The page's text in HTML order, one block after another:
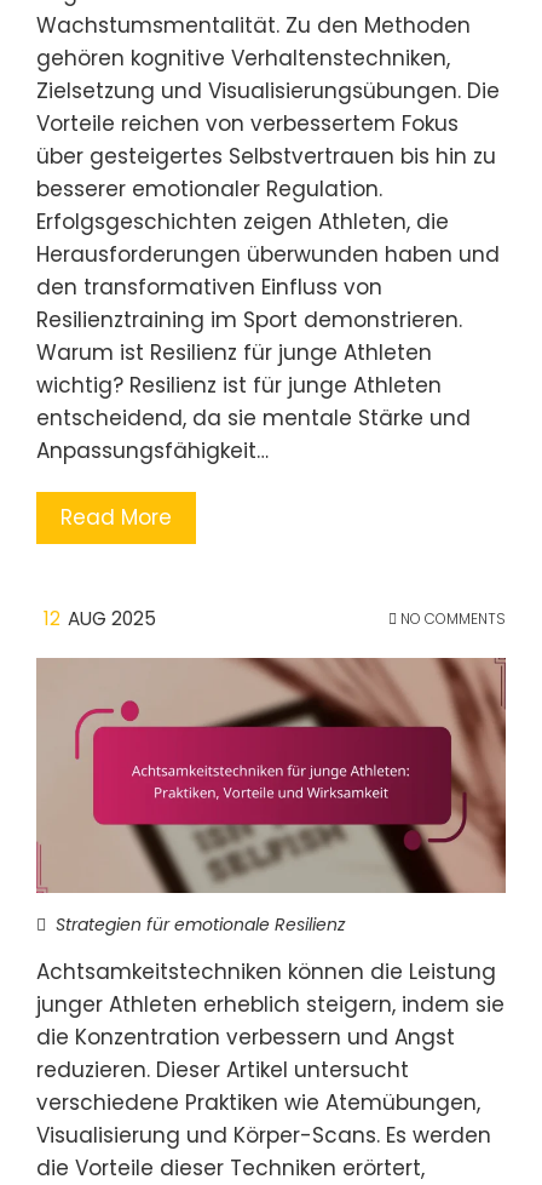
Wachstumsmentalität. Zu den Methoden
gehören kognitive Verhaltenstechniken,
Zielsetzung und Visualisierungsübungen. Die
Vorteile reichen von verbessertem Fokus
über gesteigertes Selbstvertrauen bis hin zu
besserer emotionaler Regulation.
Erfolgsgeschichten zeigen Athleten, die
Herausforderungen überwunden haben und
den transformativen Einfluss von
Resilienztraining im Sport demonstrieren.
Warum ist Resilienz für junge Athleten
wichtig? Resilienz ist für junge Athleten
entscheidend, da sie mentale Stärke und
Anpassungsfähigkeit…
Read More
12 AUG 2025 NO COMMENTS
Strategien für emotionale Resilienz
Achtsamkeitstechniken können die Leistung
junger Athleten erheblich steigern, indem sie
die Konzentration verbessern und Angst
reduzieren. Dieser Artikel untersucht
verschiedene Praktiken wie Atemübungen,
Visualisierung und Körper-Scans. Es werden
die Vorteile dieser Techniken erörtert,